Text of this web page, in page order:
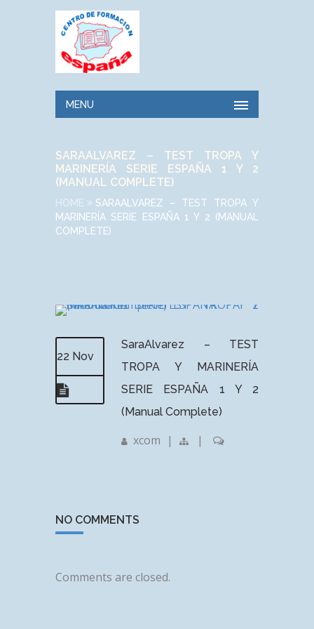
MENU
SARAALVAREZ – TEST TROPA Y
MARINERÍA SERIE ESPAÑA 1 Y 2
(MANUAL COMPLETE)
HOME
SARAALVAREZ – TEST TROPA Y
MARINERÍA SERIE ESPAÑA 1 Y 2 (MANUAL
COMPLETE)
22 Nov
SaraAlvarez – TEST
TROPA Y MARINERÍA
SERIE ESPAÑA 1 Y 2
(Manual Complete)
xcom | |
NO COMMENTS
Comments are closed.